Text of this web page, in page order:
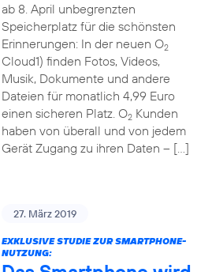
ab 8. April unbegrenzten
Speicherplatz für die schönsten
Erinnerungen: In der neuen O2
Cloud1) finden Fotos, Videos,
Musik, Dokumente und andere
Dateien für monatlich 4,99 Euro
einen sicheren Platz. O2Kunden
haben von überall und von jedem
Gerät Zugang zu ihren Daten – […]
27. März 2019
EXKLUSIVE STUDIE ZUR SMARTPHONE-
NUTZUNG: